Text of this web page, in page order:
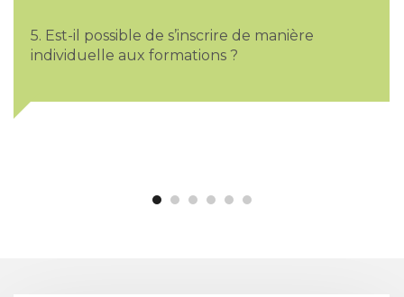
5. Est-il possible de s’inscrire de manière
individuelle aux formations ?